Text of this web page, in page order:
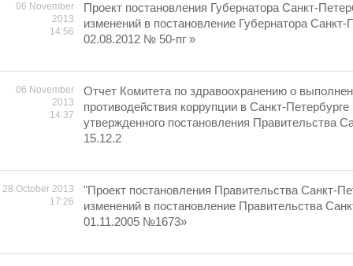
06 November
2013
14:56
Проект постановления Губернатора Санкт-
изменений в постановление Губернатора Санкт-
02.08.2012 № 50-пг »
06 November
2013
14:37
Отчет Комитета по здравоохранению о
противодействия коррупции в Санкт-
утвержденного постановления Правительства
15.12.2
28 October 2013
17:26
"Проект постановления Правительства Санкт-
изменений в постановление Правительства
01.11.2005 №1673»